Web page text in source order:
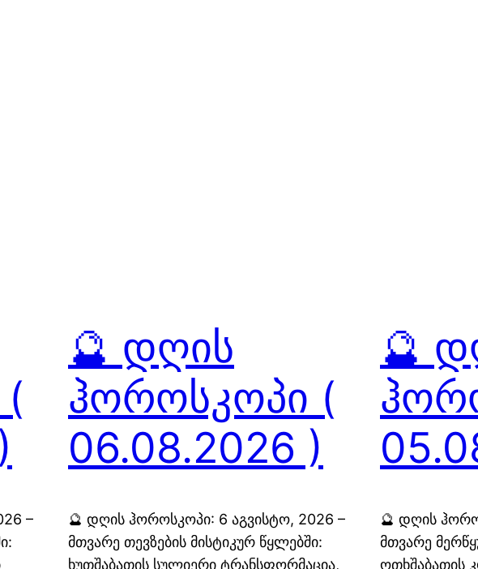
–
🔮 დღის
ჰოროსკოპი (
06.08.2026 )
🔮 დღის ჰოროსკოპი: 6 აგვისტო, 2026 –
მთვარე თევზების მისტიკურ წყლებში:
ხუთშაბათის სულიერი ტრანსფორმაცია,
🔮
🔮 დღის
მთვარე
ოთხშაბათის